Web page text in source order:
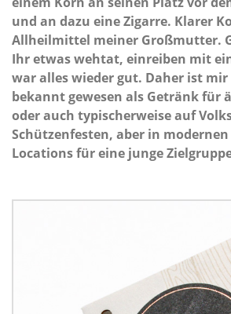
und an dazu eine Zigarre. Klarer
Allheilmittel meiner Großmutter.
Ihr etwas wehtat, einreiben mit
war alles wieder gut. Daher ist
bekannt gewesen als Getränk für
oder auch typischerweise auf
Schützenfesten, aber in modernen
Locations für eine junge